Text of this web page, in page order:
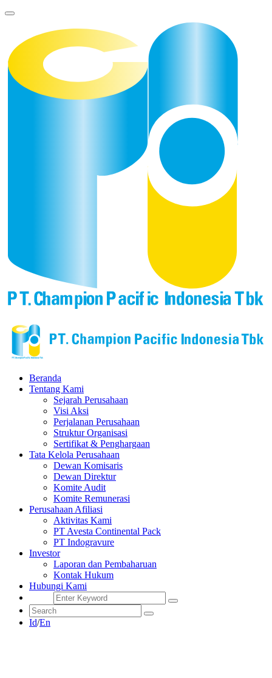
Beranda
Tentang Kami
Sejarah Perusahaan
Visi Aksi
Perjalanan Perusahaan
Struktur Organisasi
Sertifikat & Penghargaan
Tata Kelola Perusahaan
Dewan Komisaris
Dewan Direktur
Komite Audit
Komite Remunerasi
Perusahaan Afiliasi
Aktivitas Kami
PT Avesta Continental Pack
PT Indogravure
Investor
Laporan dan Pembaharuan
Kontak Hukum
Hubungi Kami
Id/En